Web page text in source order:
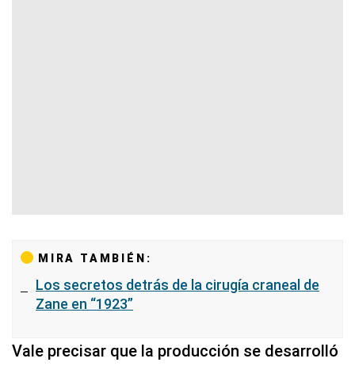
MIRA TAMBIÉN:
Los secretos detrás de la cirugía craneal de
Zane en “1923”
Vale precisar que la producción se desarrolló